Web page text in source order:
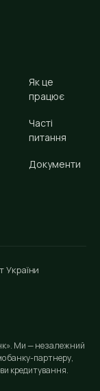
Як це
працює
Часті
питання
Документи
України
Ми — незалежний
банку-партнеру,
кредитування.